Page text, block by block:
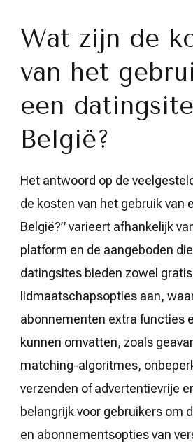
Wat zijn de
van het
een
België?
Het antwoord op de
de kosten van het gebruik van
België?” varieert afhankelijk
platform en de aangeboden
datingsites bieden zowel
lidmaatschapsopties aan,
abonnementen extra functies
kunnen omvatten, zoals
matching-algoritmes,
verzenden of advertentievrije
belangrijk voor gebruikers om
en abonnementsopties van